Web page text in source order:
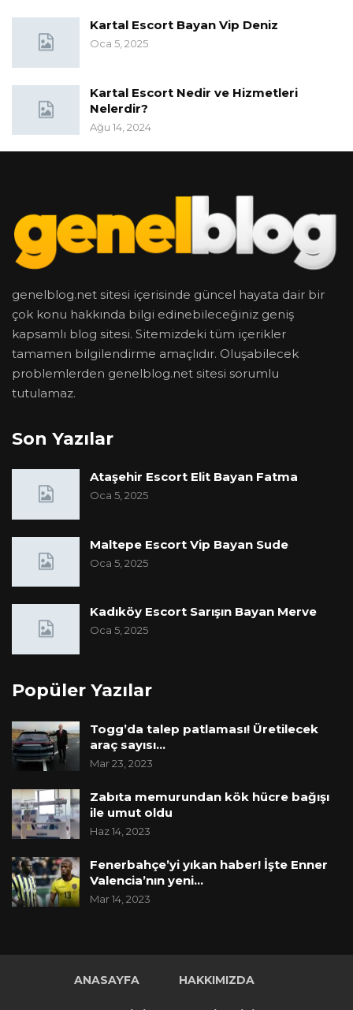
Kartal Escort Bayan Vip Deniz
Oca 5, 2025
Kartal Escort Nedir ve Hizmetleri
Nelerdir?
Ağu 14, 2024
genelblog.net sitesi içerisinde güncel hayata dair bir
çok konu hakkında bilgi edinebileceğiniz geniş
kapsamlı blog sitesi. Sitemizdeki tüm içerikler
tamamen bilgilendirme amaçlıdır. Oluşabilecek
problemlerden genelblog.net sitesi sorumlu
tutulamaz.
Son Yazılar
Ataşehir Escort Elit Bayan Fatma
Oca 5, 2025
Maltepe Escort Vip Bayan Sude
Oca 5, 2025
Kadıköy Escort Sarışın Bayan Merve
Oca 5, 2025
Popüler Yazılar
Togg’da talep patlaması! Üretilecek
araç sayısı…
Mar 23, 2023
Zabıta memurundan kök hücre bağışı
ile umut oldu
Haz 14, 2023
Fenerbahçe’yi yıkan haber! İşte Enner
Valencia’nın yeni…
Mar 14, 2023
ANASAYFA HAKKIMIZDA